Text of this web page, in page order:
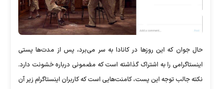
حال جوان که این روزها در کانادا به سر می‌برد، پس از مدت‌ها پستی
اینستاگرامی را به اشتراک گذاشته است که مضمونی درباره خشونت دارد.
نکته جالب توجه این پست، کامنت‌هایی است که کاربران اینستاگرام زیر آن